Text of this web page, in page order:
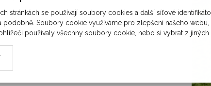
stránkách se používají soubory cookies a další síťové
podobně. Soubory cookie využíváme pro zlepšení našeho
používaly všechny soubory cookie, nebo si vybrat z